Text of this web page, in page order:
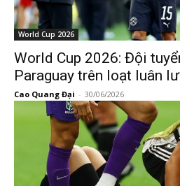
World Cup 2026
World Cup 2026: Đội
Paraguay trên loạt luân
Cao Quang Đại - 30/06/2026